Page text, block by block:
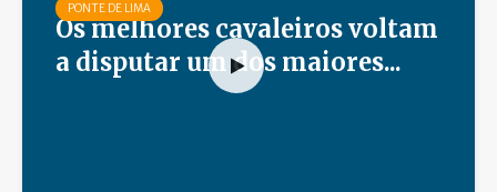
PONTE DE LIMA
Os melhores cavaleiros voltam
a disputar um dos maiores...